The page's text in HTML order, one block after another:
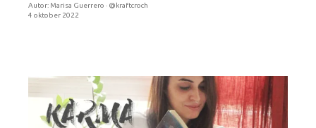
Autor: Marisa Guerrero · @kraftcroch
4 oktober 2022